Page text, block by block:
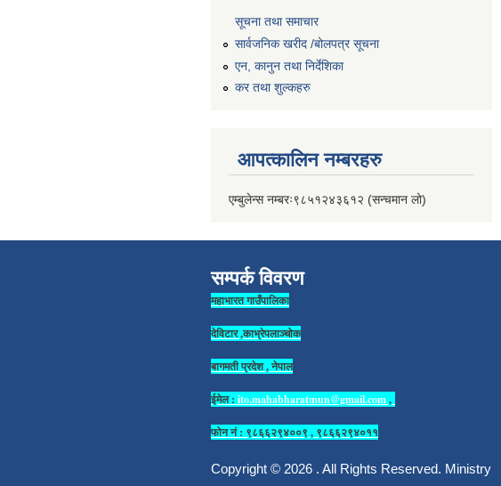
सूचना तथा समाचार
सार्वजनिक खरीद /बोलपत्र सूचना
एन, कानुन तथा निर्देशिका
कर तथा शुल्कहरु
आपत्कालिन नम्बरहरु
एम्बुलेन्स नम्बरः९८५१२४३६१२ (सन्चमान लो)
सम्पर्क विवरण
महाभारत गाउँपालिका
देविटार ,काभ्रेपलाञ्चोक
बागमती प्रदेश , नेपाल
ईमेल : ito.mahabharatmun@gmail.com,
फोन नं : ९८६६२९४००९ , ९८६६२९४०११
Copyright © 2026 . All Rights Reserved. Ministry